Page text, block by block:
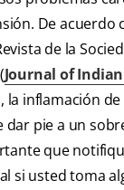
De acuerdo
de la
Journal of
la inflamación
dar pie a un
que
si usted toma